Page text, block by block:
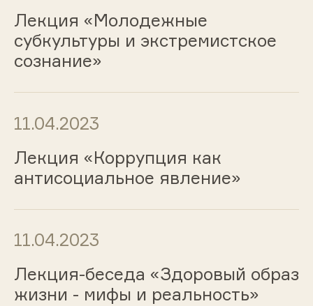
Лекция «Молодежные
субкультуры и экстремистское
сознание»
11.04.2023
Лекция «Коррупция как
антисоциальное явление»
11.04.2023
Лекция-беседа «Здоровый образ
жизни - мифы и реальность»